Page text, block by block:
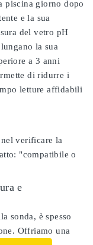
piscina giorno dopo
e la sua
del vetro pH
la sua
a 3 anni
di ridurre i
letture affidabili
verificare la
"compatibile o
e
sonda, è spesso
Offriamo una